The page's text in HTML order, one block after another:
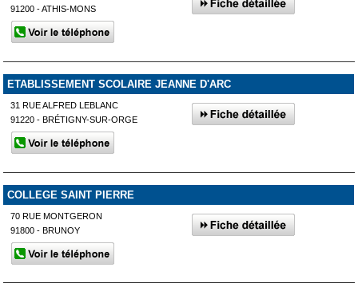
91200 - ATHIS-MONS
ETABLISSEMENT SCOLAIRE JEANNE D'ARC
31 RUE ALFRED LEBLANC
91220 - BRÉTIGNY-SUR-ORGE
COLLEGE SAINT PIERRE
70 RUE MONTGERON
91800 - BRUNOY